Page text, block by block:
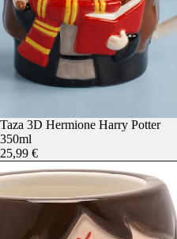
Taza 3D Hermione Harry Potter
350ml
25,99 €